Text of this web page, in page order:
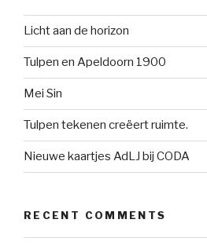
Licht aan de horizon
Tulpen en Apeldoorn 1900
Mei Sin
Tulpen tekenen creëert ruimte.
Nieuwe kaartjes AdLJ bij CODA
RECENT COMMENTS